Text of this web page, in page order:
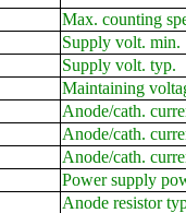
Max. counting
Supply volt. min.
Supply volt. typ.
Maintaining
Anode/cath.
Anode/cath.
Anode/cath.
Power supply
Anode resistor